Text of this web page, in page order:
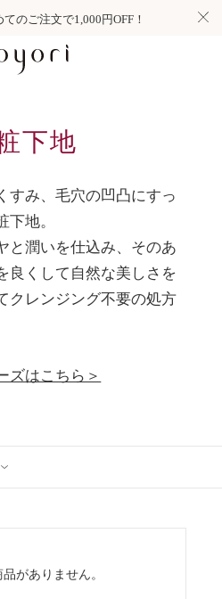
のご注文で1,000円OFF！
下地
すみ、毛穴の凹凸にすっ
地。
と潤いを仕込み、そのあ
良くして自然な美しさを
クレンジング不要の処方
ズはこちら＞
がありません。